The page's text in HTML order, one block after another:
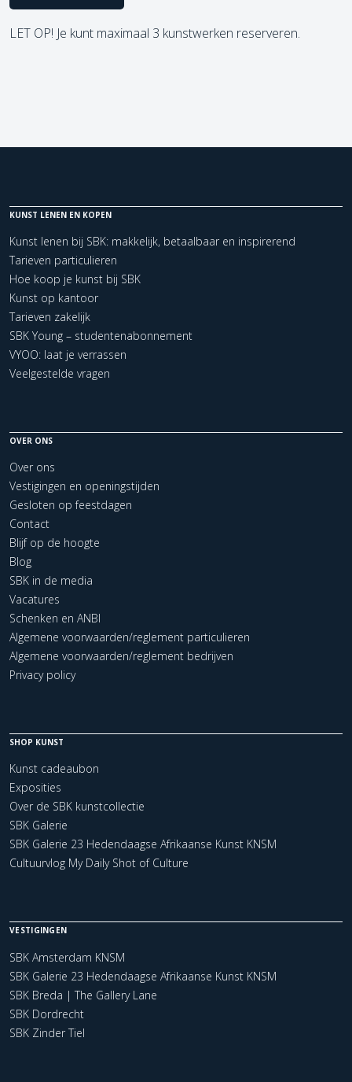
LET OP! Je kunt maximaal 3 kunstwerken reserveren.
KUNST LENEN EN KOPEN
Kunst lenen bij SBK: makkelijk, betaalbaar en inspirerend
Tarieven particulieren
Hoe koop je kunst bij SBK
Kunst op kantoor
Tarieven zakelijk
SBK Young – studentenabonnement
VYOO: laat je verrassen
Veelgestelde vragen
OVER ONS
Over ons
Vestigingen en openingstijden
Gesloten op feestdagen
Contact
Blijf op de hoogte
Blog
SBK in de media
Vacatures
Schenken en ANBI
Algemene voorwaarden/reglement particulieren
Algemene voorwaarden/reglement bedrijven
Privacy policy
SHOP KUNST
Kunst cadeaubon
Exposities
Over de SBK kunstcollectie
SBK Galerie
SBK Galerie 23 Hedendaagse Afrikaanse Kunst KNSM
Cultuurvlog My Daily Shot of Culture
VESTIGINGEN
SBK Amsterdam KNSM
SBK Galerie 23 Hedendaagse Afrikaanse Kunst KNSM
SBK Breda | The Gallery Lane
SBK Dordrecht
SBK Zinder Tiel